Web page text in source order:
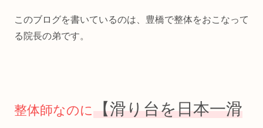
このブログを書いているのは、豊橋で整体をおこなって
る院長の弟です。
整体師なのに【滑り台を日本一滑